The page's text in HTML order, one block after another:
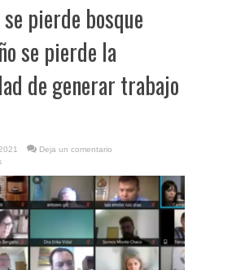
se pierde bosque
se pierde la
de generar trabajo
Deja un comentario